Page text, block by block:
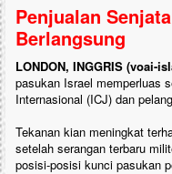
Penjualan
Berlangsung
LONDON, INGGRIS (voai-
pasukan Israel memperluas
Internasional (ICJ) dan
Tekanan kian meningkat
setelah serangan terbaru
posisi-posisi kunci pasukan